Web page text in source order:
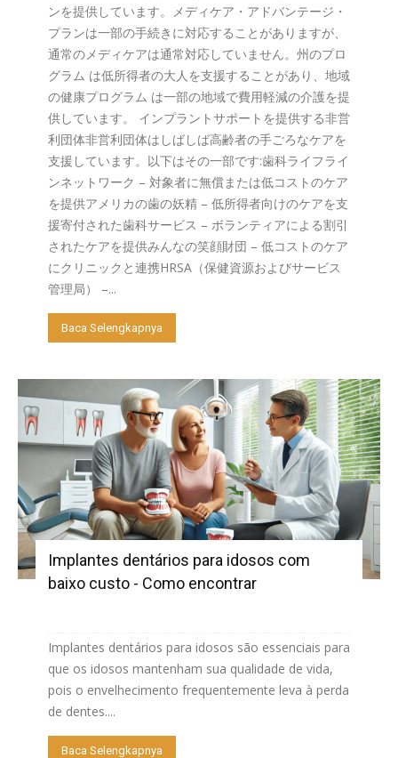
ンを提供しています。メディケア・アドバンテージ・
プランは一部の手続きに対応することがありますが、
通常のメディケアは通常対応していません。州のプロ
グラム は低所得者の大人を支援することがあり、地域
の健康プログラム は一部の地域で費用軽減の介護を提
供しています。 インプラントサポートを提供する非営
利団体非営利団体はしばしば高齢者の手ごろなケアを
支援しています。以下はその一部です:歯科ライフライ
ンネットワーク – 対象者に無償または低コストのケア
を提供アメリカの歯の妖精 – 低所得者向けのケアを支
援寄付された歯科サービス – ボランティアによる割引
されたケアを提供みんなの笑顔財団 – 低コストのケア
にクリニックと連携HRSA（保健資源およびサービス
管理局） –...
Baca Selengkapnya
Implantes dentários para idosos com
baixo custo - Como encontrar
Implantes dentários para idosos são essenciais para
que os idosos mantenham sua qualidade de vida,
pois o envelhecimento frequentemente leva à perda
de dentes....
Baca Selengkapnya